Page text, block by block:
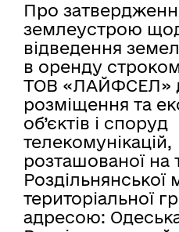
Про
землеустрою
відведення
в оренду
ТОВ «ЛАЙФСЕЛ»
розміщення та
об’єктів і споруд
телекомунікацій,
розташованої на
Роздільнянської
територіальної
адресою: